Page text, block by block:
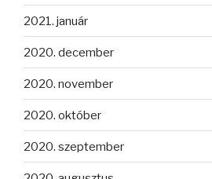
2021. január
2020. december
2020. november
2020. október
2020. szeptember